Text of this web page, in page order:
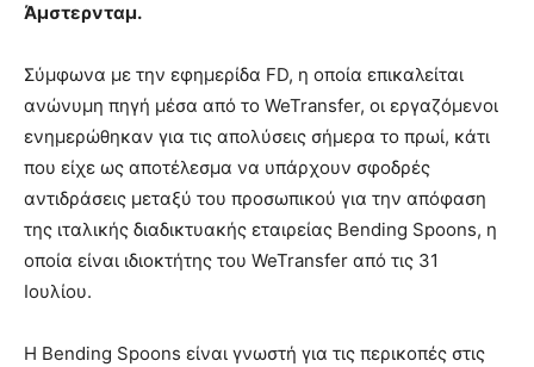
Άμστερνταμ.
Σύμφωνα με την εφημερίδα FD, η οποία επικαλείται
ανώνυμη πηγή μέσα από το WeTransfer, οι εργαζόμενοι
ενημερώθηκαν για τις απολύσεις σήμερα το πρωί, κάτι
που είχε ως αποτέλεσμα να υπάρχουν σφοδρές
αντιδράσεις μεταξύ του προσωπικού για την απόφαση
της ιταλικής διαδικτυακής εταιρείας Bending Spoons, η
οποία είναι ιδιοκτήτης του WeTransfer από τις 31
Ιουλίου.
Η Bending Spoons είναι γνωστή για τις περικοπές στις